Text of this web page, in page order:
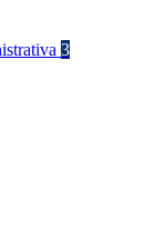
3